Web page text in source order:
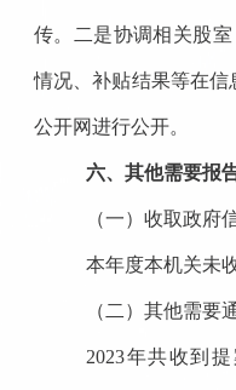
传。二是协调相关股
情况、补贴结果等在信
公开网进行公开。
六、其他需要报
（一）收取政府
本年度本机关未
（二）其他需要
2023年共收到